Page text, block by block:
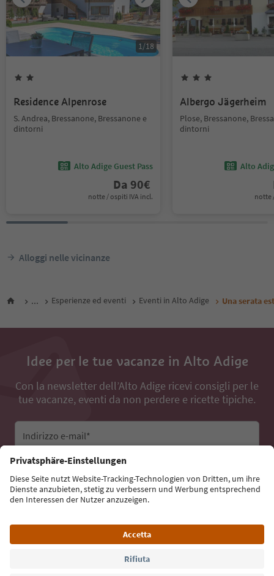
1/18
Residence Alpenrose
S. Andrea, Bressanone, Bressanone e
dintorni
Alto Adige Guest Pass
Da 90€
notte / ospiti IVA incl.
Albergo Jägerheim
Plose, Bressanone,
dintorni
Alto
notte
Alloggi nelle vicinanze
... Esperienze ed eventi Eventi in Alto Adige Una serata
Idee per le tue vacanze in Alto Adige
Con la newsletter dell’Alto Adige ricevi consigli per le
tue vacanze, eventi da non perdere e ricette tipiche.
Indirizzo e-mail*
Iscriviti alla newsletter